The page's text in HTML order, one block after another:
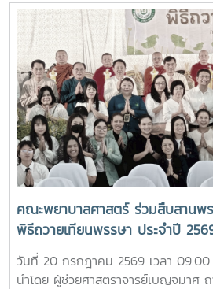
พงษ์พานิช และนายพงษ์พิพัฒน์ ราชจั
ชมเส้นทางและสถานที่สำคัญภายในมห
คุณพระช่วงเกษตรศิลปการ เพื่อให้นัก
คุณูปการของปูชนียบุคคลผู้มีความสำ
ทางประวัติศาสตร์และจิตวิญญาณของ
นักศึกษาได้เข้าเยี่ยมชมสำนักฟาร์มมห
และส่งเสริมวิชาการการเกษตร โดยมี
วรรณ ให้การต้อนรับ พร้อมบรรยายให้
และการพัฒนาผลิตภัณฑ์กัญชงเพื่อสุข
แปลงกัญชง เพื่อเปิดมุมมองด้านงานวิ
เกษตรของมหาวิทยาลัย จากนั้น นักศึก
แหล่งเรียนรู้อ่างเก็บน้ำห้วยโจ้ พร้อมนั่
คณะและหน่วยงานที่ตั้งอยู่นอกพื้นที่หลัก
คณะสัตวศาสตร์และเทคโนโลยี และวิท
ศักยภาพและความหลากหลายของศาสต
ศาสตร์ และนักศึกษา เข้าร่วมอย่างพร้
อินทนิล” เกิดขึ้นจากความร่วมมือระหว่
คณะพยาบาลศาสตร์ เพื่อเป็นศูนย์ให้บ
เบื้องต้น การให้คำปรึกษา แนะนำด้านสุ
แก่นักศึกษา เพื่อให้นักศึกษาได้รับการ
ที่ดีทั้งด้านร่างกายและจิตใจ อันจะนำไ
ชีวิต ความปลอดภัย และสวัสดิภาพการ
โดยจะเปิดให้บริการทุกวัน ตั้งแต่เวลา
ห้อง “ร่มอินทนิล” ยังเป็นพื้นที่แห่งการ
วิชาชีพของนักศึกษาพยาบาล ภายใต้ก
คณาจารย์และบุคลากรผู้เชี่ยวชาญ เพื่
ทักษะการดูแลผู้รับบริการจากสถานกา
สร้างประโยชน์แก่สังคมภายในมหาวิทยา
ให้บริการห้อง “ร่มอินทนิล” ในครั้งนี้
มหาวิทยาลัย ในการพัฒนาระบบการดูแ
คณะพยาบาลศาสตร์ ร่วมสืบสานพ
พิธีถวายเทียนพรรษา ประจำปี
วันที่ 20 กรกฎาคม 2569 เวลา
นำโดย ผู้ช่วยศาสตราจารย์เบญจมาศ